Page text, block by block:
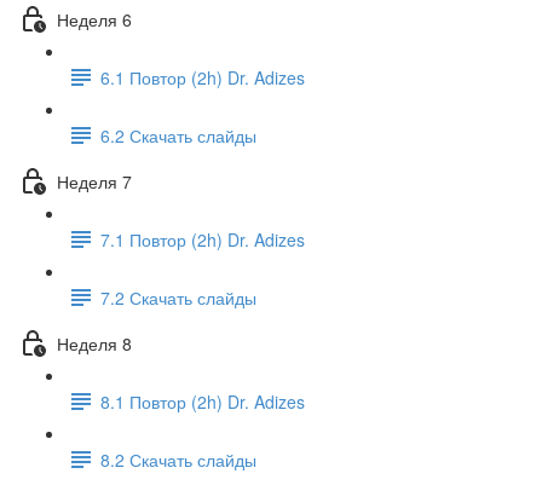
Неделя 6
6.1 Повтор (2h) Dr. Adizes
6.2 Скачать слайды
Неделя 7
7.1 Повтор (2h) Dr. Adizes
7.2 Скачать слайды
Неделя 8
8.1 Повтор (2h) Dr. Adizes
8.2 Скачать слайды